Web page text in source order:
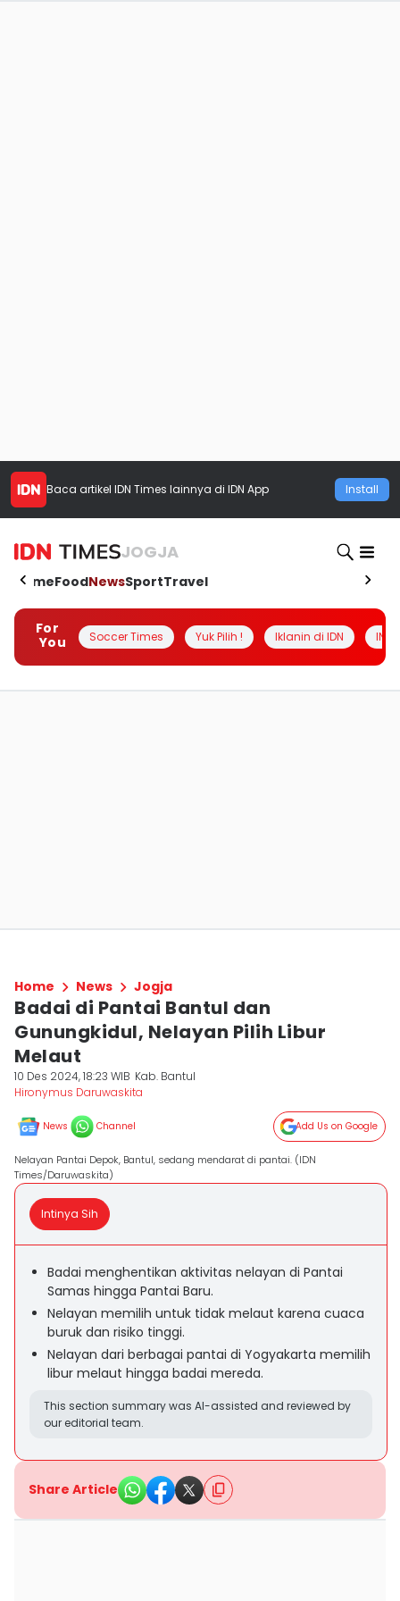
Baca artikel IDN Times lainnya di IDN App Install
JOGJA
HomeFoodNewsSportTravel
For
You
Soccer Times Yuk Pilih ! Iklanin di IDN
Home News Jogja
Badai di Pantai Bantul dan
Gunungkidul, Nelayan Pilih Libur
Melaut
10 Des 2024, 18:23 WIB Kab. Bantul
Hironymus Daruwaskita
News Channel Add Us on Google
Nelayan Pantai Depok, Bantul, sedang mendarat di pantai. (IDN
Times/Daruwaskita)
Intinya Sih
Badai menghentikan aktivitas nelayan di Pantai
Samas hingga Pantai Baru.
Nelayan memilih untuk tidak melaut karena cuaca
buruk dan risiko tinggi.
Nelayan dari berbagai pantai di Yogyakarta memilih
libur melaut hingga badai mereda.
This section summary was AI-assisted and reviewed by
our editorial team.
Share Article